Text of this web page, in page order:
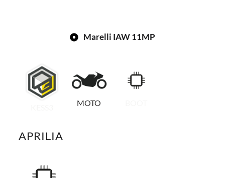
Marelli IAW 11MP
MOTO
APRILIA